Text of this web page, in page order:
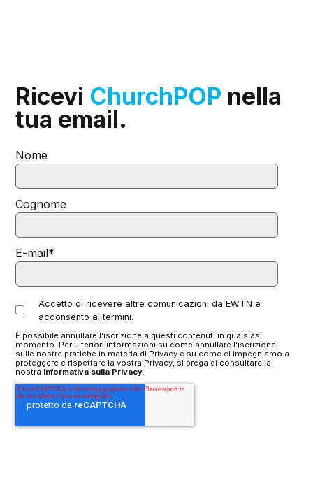
Ricevi ChurchPOP nella
tua email.
Nome
Cognome
E-mail*
Accetto di ricevere altre comunicazioni da EWTN e
acconsento ai termini.
È possibile annullare l'iscrizione a questi contenuti in qualsiasi
momento. Per ulteriori informazioni su come annullare l'iscrizione,
sulle nostre pratiche in materia di Privacy e su come ci impegniamo a
proteggere e rispettare la vostra Privacy, si prega di consultare la
nostra Informativa sulla Privacy.